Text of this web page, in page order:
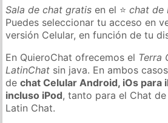
Sala de chat gratis en el ⭐chat de
Puedes seleccionar tu acceso en
versión Celular, en función de tu
En QuieroChat ofrecemos el Terra
LatinChat sin java. En ambos
dechat Celular Android, iOs para
incluso iPod, tanto para el Chat
Latin Chat.